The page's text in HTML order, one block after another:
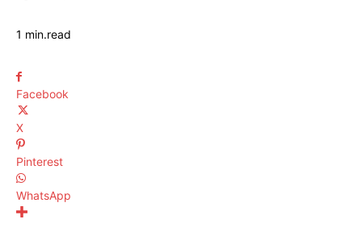
1 min.read
Facebook
X
Pinterest
WhatsApp